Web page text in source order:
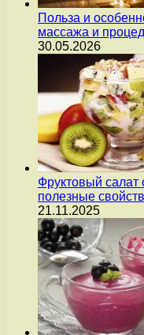
Польза и
массажа и
30.05.2026
Фруктовый салат
полезные
21.11.2025